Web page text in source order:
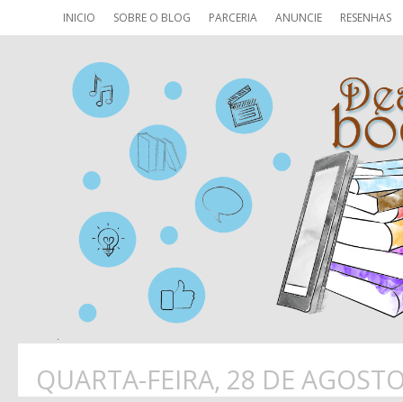
INICIO SOBRE O BLOG PARCERIA ANUNCIE RESENHAS
QUARTA-FEIRA, 28 DE